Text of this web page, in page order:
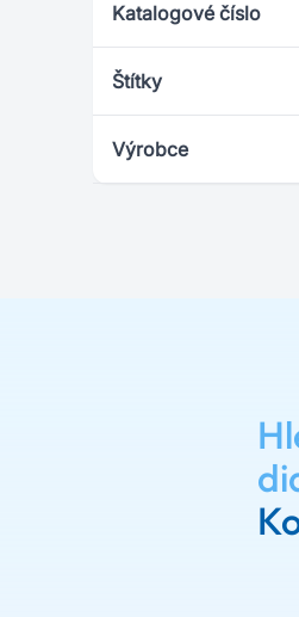
Katalogové číslo
Štítky
Výrobce